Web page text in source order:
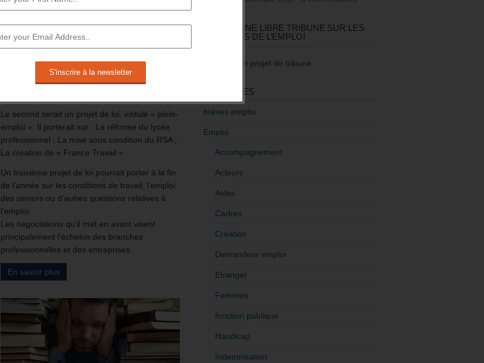
travail, l’emploi et la formation. Rien de nouveau
n’apparait par rapport aux projets de réforme
déjà annoncées.
devrait généraliser des dispositifs
d’intéressement ou de participation dans les
Le second serait un projet de loi, intitulé « plein-
emploi ». Il porterait sur : La réforme du lycée
professionnel ; La mise sous condition du RSA ;
La création de « France Travail ».
Un troisième projet de loi pourrait porter à la fin
de l’année sur les conditions de travail, l’emploi
des seniors ou d’autres questions relatives à
l’emploi.
Les négociations qu’il met en avant visent
principalement l’échelon des branches
professionnelles et des entreprises.
En savoir plus
RÉDIGEZ UNE LIBRE TRIBUNE SUR LES
POLITIQUES DE L’EMPLOI
>Décrire mon projet de tribune
CATÉGORIES
brèves emploi
Emploi
Accompagnement
Acteurs
Aides
Cadres
Création
Demandeur emploi
Etranger
Femmes
fonction publique
Handicap
Indemnisation